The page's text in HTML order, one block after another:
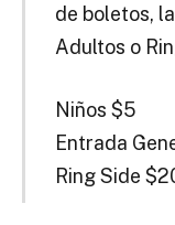
de boletos,
Adultos o
Niños $5
Entrada
Ring Side